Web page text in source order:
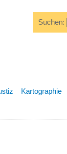
Suchen:
Kartographie